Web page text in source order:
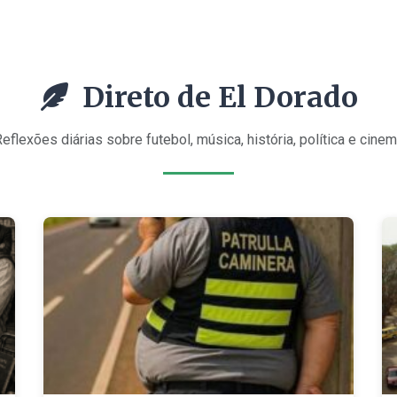
Direto de El Dorado
diárias sobre futebol, música, história, política e